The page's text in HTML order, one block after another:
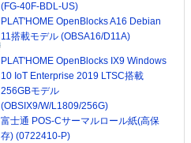
(FG-40F-BDL-US)
PLAT'HOME OpenBlocks A16 Debian
11搭載モデル (OBSA16/D11A)
PLAT'HOME OpenBlocks IX9 Windows
10 IoT Enterprise 2019 LTSC搭載
256GBモデル
(OBSIX9/W/L1809/256G)
富士通 POS-Cサーマルロール紙(高保
存) (0722410-P)